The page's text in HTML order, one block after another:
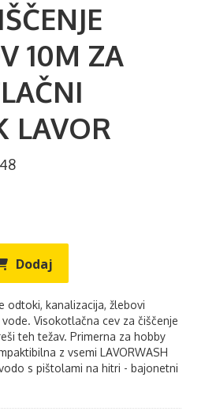
10M ZA
LAVOR
Dodaj
odtoki, kanalizacija, žlebovi
Visokotlačna cev za čiščenje
teh težav. Primerna za hobby
z vsemi LAVORWASH
s pištolami na hitri - bajonetni